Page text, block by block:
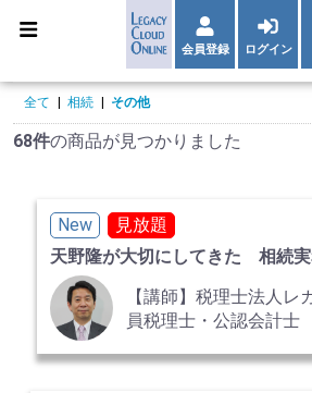
会員登録 ログイン
全て 相続 その他
68件の商品が見つかりました
New
見放題
天野隆が大切にしてきた 相続
【講師】税理士法人
員税理士・公認会計